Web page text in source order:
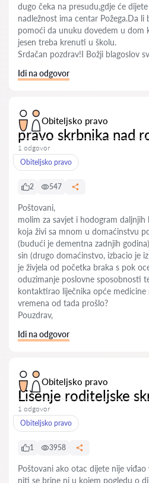
dugo čeka na presudu,gdje će
nadležnost ima centar Požega.Da
pomoći da unuku dovedem u dom
jesen treba krenuti u školu.
Srdačan pozdrav!I Božji blagoslov
Idi na odgovor
Obiteljsko pravo
pravo skrbnika nad
1 odgovor
Obiteljsko pravo
2 547
Poštovani,
molim za savjet i hodogram
koja živi sa mnom u domaćinstvu
(budući je dementna zadnjih
sin (drugo domaćinstvo, izbacio je
je živjela od početka braka s pok
oduzimanje poslovne sposobnosti
kontaktirao liječnika opće medicine
vremena od tada prošlo?
Pouzdrav,
Idi na odgovor
Obiteljsko pravo
Lišenje roditeljske
1 odgovor
Obiteljsko pravo
1 3958
Poštovani ako otac dijete nije
niti se brine ni u kojem pogledu o